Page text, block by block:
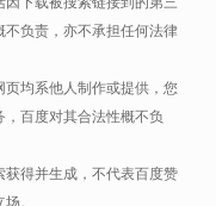
负责，亦不承担任何法律
均系他人制作或提供，您
百度对其合法性概不负
得并生成，不代表百度赞
。